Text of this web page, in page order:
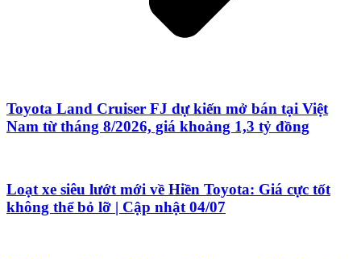
Toyota Land Cruiser FJ dự kiến mở bán tại Việt
Nam từ tháng 8/2026, giá khoảng 1,3 tỷ đồng
Loạt xe siêu lướt mới về Hiền Toyota: Giá cực tốt
không thể bỏ lỡ | Cập nhật 04/07